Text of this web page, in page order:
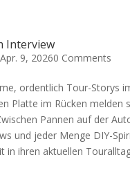
Interview
Apr. 9, 20260 Comments
ordentlich Tour-Storys
Platte im Rücken melden
Pannen auf der
und jeder Menge DIY-
in ihren aktuellen